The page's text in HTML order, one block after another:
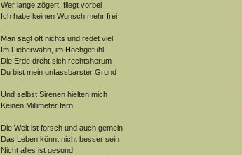
Wer lange zögert, fliegt vorbei
Ich habe keinen Wunsch mehr frei
Man sagt oft nichts und redet viel
Im Fieberwahn, im Hochgefühl
Die Erde dreht sich rechtsherum
Du bist mein unfassbarster Grund
Und selbst Sirenen hielten mich
Keinen Millimeter fern
Die Welt ist forsch und auch gemein
Das Leben könnt nicht besser sein
Nicht alles ist gesund